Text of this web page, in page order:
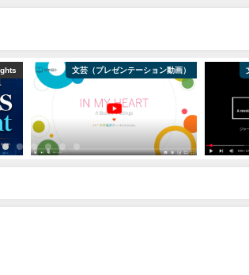
文芸（プレゼンテーション動画）